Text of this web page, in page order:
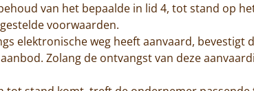
van het bepaalde in lid 4, tot stand op
voorwaarden.
elektronische weg heeft aanvaard,
Zolang de ontvangst van deze